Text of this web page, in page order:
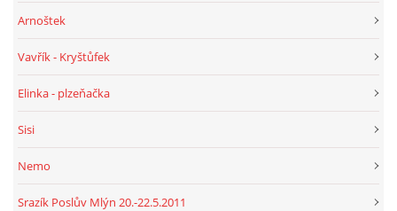
Arnoštek
Vavřík - Kryštůfek
Elinka - plzeňačka
Sisi
Nemo
Srazík Poslův Mlýn 20.-22.5.2011